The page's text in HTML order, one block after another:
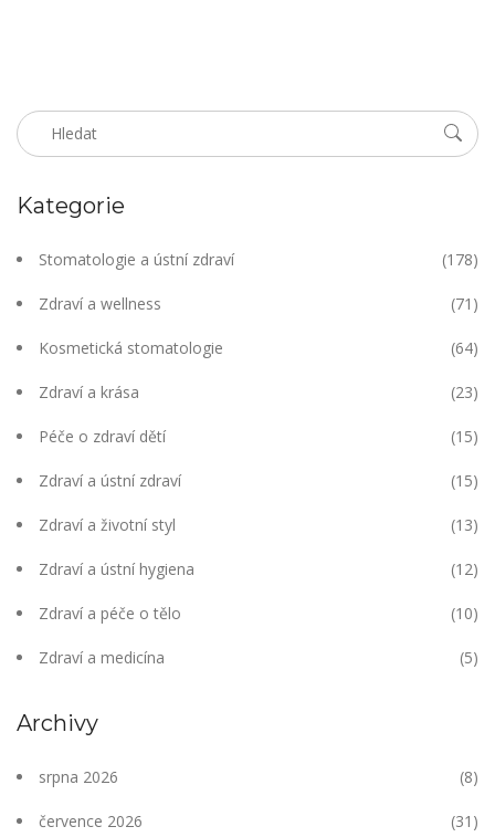
Kategorie
Stomatologie a ústní zdraví (178)
Zdraví a wellness (71)
Kosmetická stomatologie (64)
Zdraví a krása (23)
Péče o zdraví dětí (15)
Zdraví a ústní zdraví (15)
Zdraví a životní styl (13)
Zdraví a ústní hygiena (12)
Zdraví a péče o tělo (10)
Zdraví a medicína (5)
Archivy
srpna 2026 (8)
července 2026 (31)